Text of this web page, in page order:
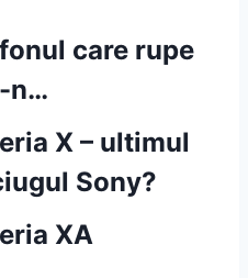
care rupe
n…
X – ultimul
Sony?
XA